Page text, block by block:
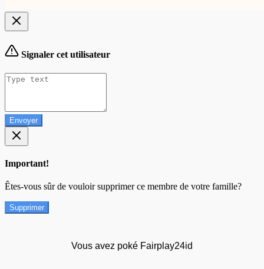
Signaler cet utilisateur
Envoyer
Important!
Êtes-vous sûr de vouloir supprimer ce membre de votre famille?
Supprimer
Vous avez poké Fairplay24id